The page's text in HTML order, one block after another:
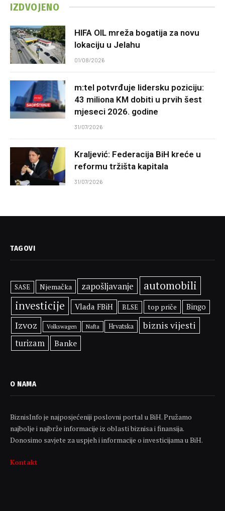
IZDVOJENO
HIFA OIL mreža bogatija za novu
lokaciju u Jelahu
01/08/2026
m:tel potvrđuje lidersku poziciju:
43 miliona KM dobiti u prvih šest
mjeseci 2026. godine
31/07/2026
Kraljević: Federacija BiH kreće u
reformu tržišta kapitala
31/07/2026
TAGOVI
SASE Njemačka zapošljavanje automobili
investicije Vlada FBiH BLSE top priče Bingo
Izvoz Volkswagen Nafta Hrvatska biznis vijesti
turizam Banke
O NAMA
BiznisInfo je najposjećeniji poslovni portal u BiH. Pružamo
najbolje i najbrže informacije iz oblasti biznisa i finansija.
Donosimo savjete za uspjeh i informacije o investicijama u BiH.
Kontakt